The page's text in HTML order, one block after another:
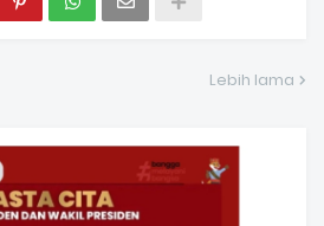
Lebih lama